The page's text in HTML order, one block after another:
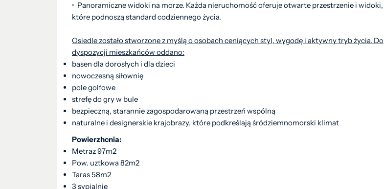
• Panoramiczne widoki na morze. Każda nieruchomość oferuje otwarte przestrzenie i widoki,
które podnoszą standard codziennego życia.
Osiedle zostało stworzone z myślą o osobach ceniących styl, wygodę i aktywny tryb życia. Do
dyspozycji mieszkańców oddano:
basen dla dorosłych i dla dzieci
nowoczesną siłownię
pole golfowe
strefę do gry w bule
bezpieczną, starannie zagospodarowaną przestrzeń wspólną
naturalne i designerskie krajobrazy, które podkreślają śródziemnomorski klimat
Powierzhcnia:
Metraz 97m2
Pow. uztkowa 82m2
Taras 58m2
3 sypialnie